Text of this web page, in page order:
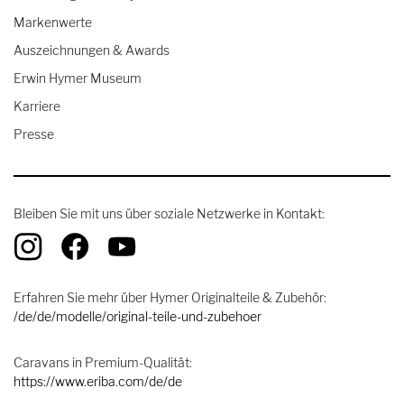
Markenwerte
Auszeichnungen & Awards
Erwin Hymer Museum
Karriere
Presse
Bleiben Sie mit uns über soziale Netzwerke in Kontakt:
Erfahren Sie mehr über Hymer Originalteile & Zubehör:
/de/de/modelle/original-teile-und-zubehoer
Caravans in Premium-Qualität:
https://www.eriba.com/de/de